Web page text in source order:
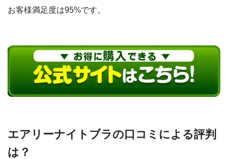
お客様満足度は95%です。
エアリーナイトブラの口コミによる評判
は？